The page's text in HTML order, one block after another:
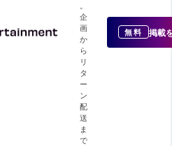
企
画
か
ら
リ
タ
ー
ン
配
送
ま
で
無料 掲載